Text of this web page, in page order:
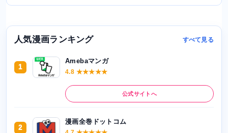
人気漫画ランキング すべて見る
1
Amebaマンガ
4.8 ★★★★★
公式サイトへ
2
漫画全巻ドットコム